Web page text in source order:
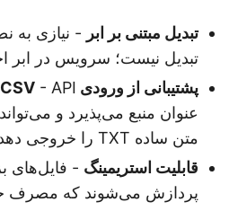
تبدیل مبتنی بر ابر- نیازی به
تبدیل نیست؛ سرویس در ابر
پشتیبانی از ورودی CSV
عنوان منبع می‌پذیرد و
متن ساده TXT را خروجی دهد.
قابلیت استریمینگ- فایل‌های
پردازش می‌شوند که مصرف